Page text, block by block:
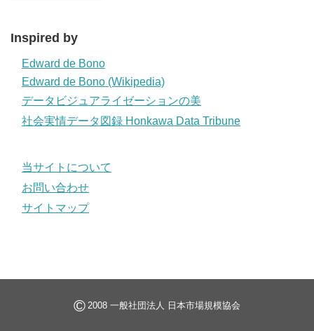
Inspired by
Edward de Bono
Edward de Bono (Wikipedia)
データビジュアライゼーションの美
社会実情データ図録 Honkawa Data Tribune
当サイトについて
お問い合わせ
サイトマップ
© 2008 一般社団法人 日本市場規模協会